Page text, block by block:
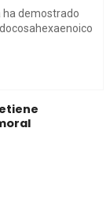
ha demostrado